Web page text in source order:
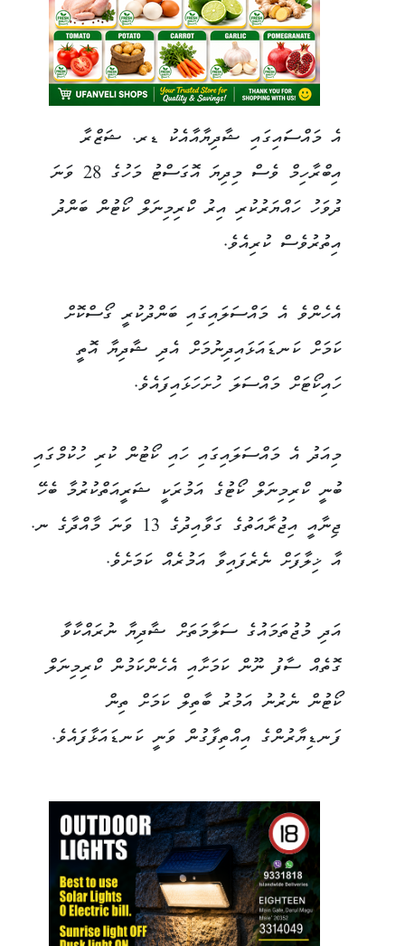
އެ މައްސަައިގައި ޝާދިޔާއާއެކު ޑރ. ޝަޒްރާ
އިބްރާހިމް ވެސް މިދިޔަ އޮގަސްޓު މަހުގެ 28 ވަނަ
ދުވަހު ހައްޔަރުކުރި އިރު ކްރިމިނަލް ކޯޓުން ބަންދު
އިތުރުވެސް ކުރިއެވެ.
އެހެންވެ އެ މައްސަލައިގައި ބަންދުކުރީ ގޯސްކޮށް
ކަމަށް ކަނޑައަޅައިދިނުމަށް އެދި ޝާދިޔާ އޮތީ
ހައިކޯޓަށް މައްސަލަ ހުށަހަޅައިފައެވެ.
މިއަދު އެ މައްސަލައިގައި ހައި ކޯޓުން ކުރި ހުކުމްގައި
ބުނީ ކްރިމިނަލް ކޯޓުގެ އަމުރަކީ ޝަރީއަތްކުރުމާ ބެހޭ
ޖިނާއީ އިޖުރާއަތުގެ ގަވާއިދުގެ 13 ވަނަ މާއްދާގެ ނ.
އާ ޚިލާފަށް ނެރެފައިވާ އަމުރެއް ކަމަށެވެ.
އަދި މުޖުތަމައުގެ ސަލާމަތަށް ޝާދިޔާ ނުރައްކާވާ
ގޮތެއް ސާފު ނޫން ކަމަށާއި އެހެންކަމުން ކްރިމިނަލް
ކޯޓުން ނެރުނު އަމުރު ބާތިލް ކަމަށް ތިން
ފަނޑިޔާރުންގެ އިއްތިފާގުން ވަނީ ކަނޑައަޅާފައެވެ.